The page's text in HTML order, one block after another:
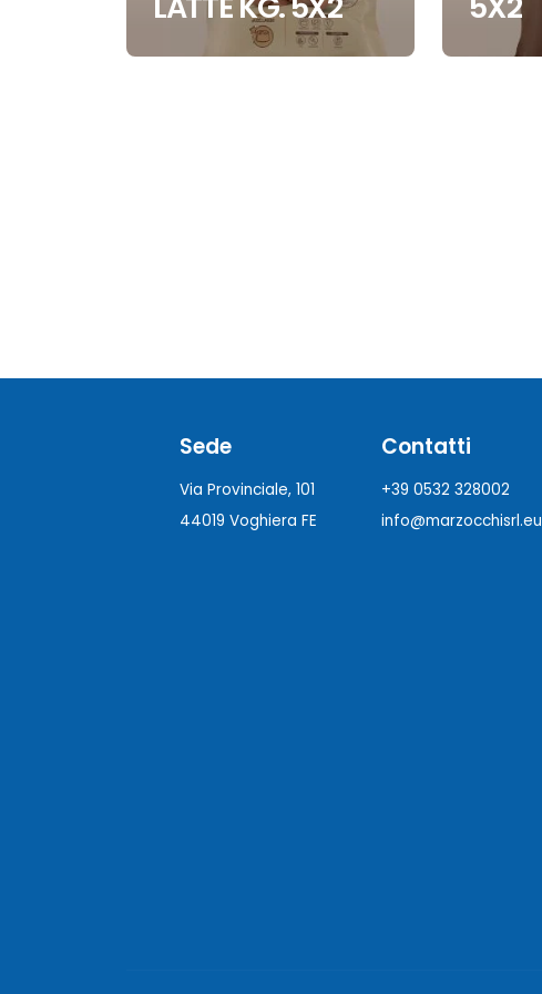
Sede
Via Provinciale, 101
44019 Voghiera FE
Contatti
+39 0532 328002
info@marzocchisrl.eu